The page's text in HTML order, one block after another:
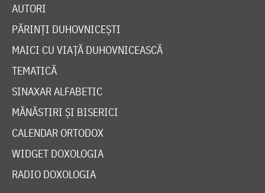
AUTORI
PĂRINȚI DUHOVNICEȘTI
MAICI CU VIAȚĂ DUHOVNICEASCĂ
TEMATICĂ
SINAXAR ALFABETIC
MĂNĂSTIRI ȘI BISERICI
CALENDAR ORTODOX
WIDGET DOXOLOGIA
RADIO DOXOLOGIA